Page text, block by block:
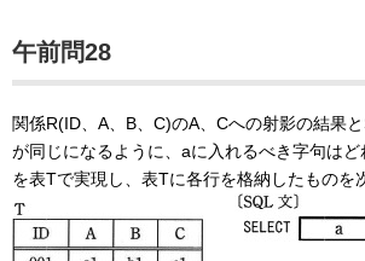
午前問28
関係R(ID、A、B、C)のA、Cへの射影の結果
が同じになるように、aに入れるべき字句は
を表Tで実現し、表Tに各行を格納したものを